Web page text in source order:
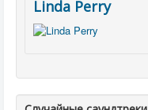
Linda Perry